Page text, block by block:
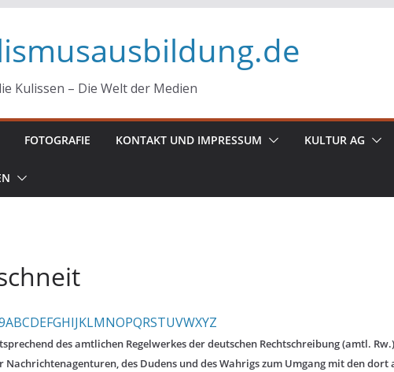
Kulissen – Die Welt der Medien
FOTOGRAFIE KONTAKT UND IMPRESSUM KULTUR AG
ABCDEFGHIJKLMNOPQRSTUVWXYZ
des amtlichen Regelwerkes der deutschen Rechtschreibung (amtl.
Nachrichtenagenturen, des Dudens und des Wahrigs zum Umgang mit den dort